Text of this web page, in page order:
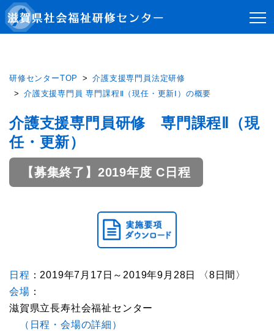
研修センターTOP
介護支援専門員法定研修
介護支援専門員 専門課程Ⅱ（現任・更新Ⅰ）の概要
介護支援専門員研修 専門課程Ⅱ（現
任・更新）
【募集終了】2019年度 C日程
日程 ：2019年7月17日～2019年9月28日 〈8日間〉
会場 ：
滋賀県立長寿社会福祉センター
（日程・会場の詳細）